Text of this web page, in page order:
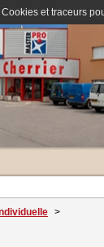
et traceurs
>